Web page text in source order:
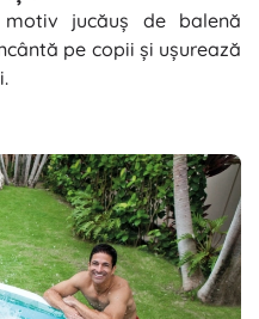
jucăuș de balenă
pe copii și ușurează